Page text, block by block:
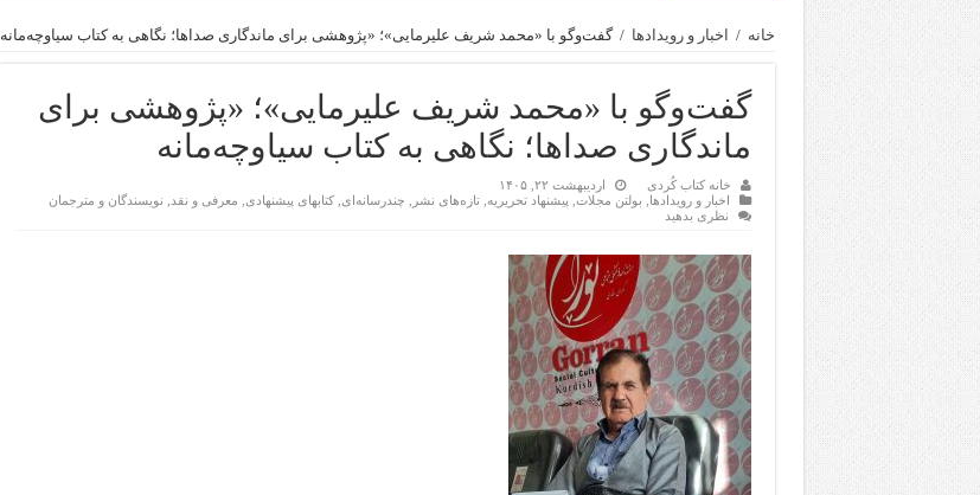
خانه / اخبار و رویدادها / گفت‌وگو با «محمد شریف علیرمایی»؛ «پژوهشی برای ماندگاری صداها؛ نگاهی به کتاب سیاوچه‌مانه
گفت‌وگو با «محمد شریف علیرمایی»؛ «پژوهشی برای
ماندگاری صداها؛ نگاهی به کتاب سیاوچه‌مانه
خانه کتاب کُردی
اردیبهشت ۲۲, ۱۴۰۵
اخبار و رویدادها
بولتن مجلات پیشنهاد تحریریه ,تازەهای نشر چندرسانه‌ای ,کتابهای پیشنهادی معرفی و نقد
نویسندگان و مترجمان
نظری بدهید